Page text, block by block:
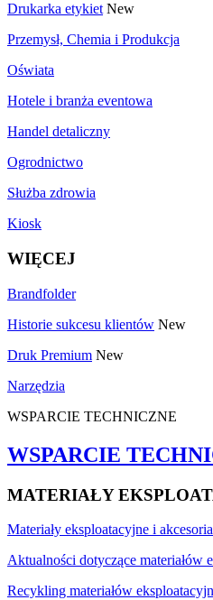
Drukarka etykiet New
Przemysł, Chemia i Produkcja
Oświata
Hotele i branża eventowa
Handel detaliczny
Ogrodnictwo
Służba zdrowia
Kiosk
WIĘCEJ
Brandfolder
Historie sukcesu klientów New
Druk Premium New
Narzędzia
WSPARCIE TECHNICZNE
WSPARCIE
MATERIAŁY
Materiały eksploatacyjne i akcesoria
Aktualności dotyczące materiałów
Recykling materiałów